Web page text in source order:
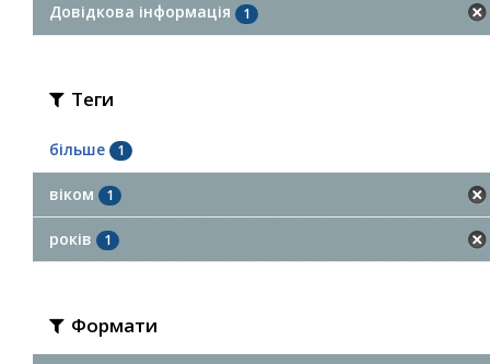
Довідкова інформація 1
Теги
більше 1
віком 1
років 1
Формати